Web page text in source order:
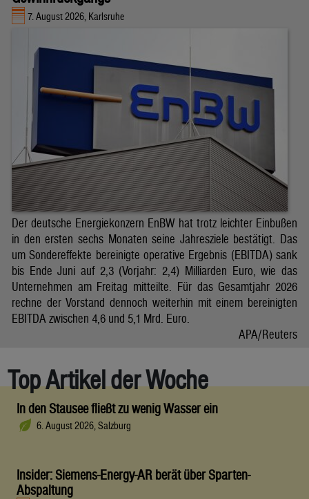
7. August 2026, Karlsruhe
Der deutsche Energiekonzern EnBW hat trotz leichter Einbußen
in den ersten sechs Monaten seine Jahresziele bestätigt. Das
um Sondereffekte bereinigte operative Ergebnis (EBITDA) sank
bis Ende Juni auf 2,3 (Vorjahr: 2,4) Milliarden Euro, wie das
Unternehmen am Freitag mitteilte. Für das Gesamtjahr 2026
rechne der Vorstand dennoch weiterhin mit einem bereinigten
EBITDA zwischen 4,6 und 5,1 Mrd. Euro.
APA/Reuters
Top Artikel der Woche
In den Stausee fließt zu wenig Wasser ein
6. August 2026, Salzburg
Insider: Siemens-Energy-AR berät über Sparten-
Abspaltung